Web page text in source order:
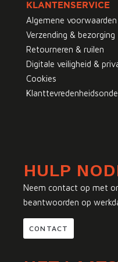
KLANTENSERVICE
Algemene voorwaarden
Verzending & bezorging
Retourneren & ruilen
Digitale veiligheid &
Cookies
HULP
Neem contact op met
beantwoorden op
CONTACT